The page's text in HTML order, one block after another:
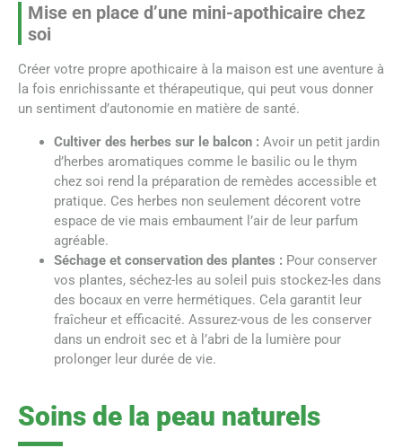
Mise en place d’une mini-apothicaire chez
soi
Créer votre propre apothicaire à la maison est une aventure à
la fois enrichissante et thérapeutique, qui peut vous donner
un sentiment d’autonomie en matière de santé.
Cultiver des herbes sur le balcon : Avoir un petit jardin
d’herbes aromatiques comme le basilic ou le thym
chez soi rend la préparation de remèdes accessible et
pratique. Ces herbes non seulement décorent votre
espace de vie mais embaument l’air de leur parfum
agréable.
Séchage et conservation des plantes : Pour conserver
vos plantes, séchez-les au soleil puis stockez-les dans
des bocaux en verre hermétiques. Cela garantit leur
fraîcheur et efficacité. Assurez-vous de les conserver
dans un endroit sec et à l’abri de la lumière pour
prolonger leur durée de vie.
Soins de la peau naturels